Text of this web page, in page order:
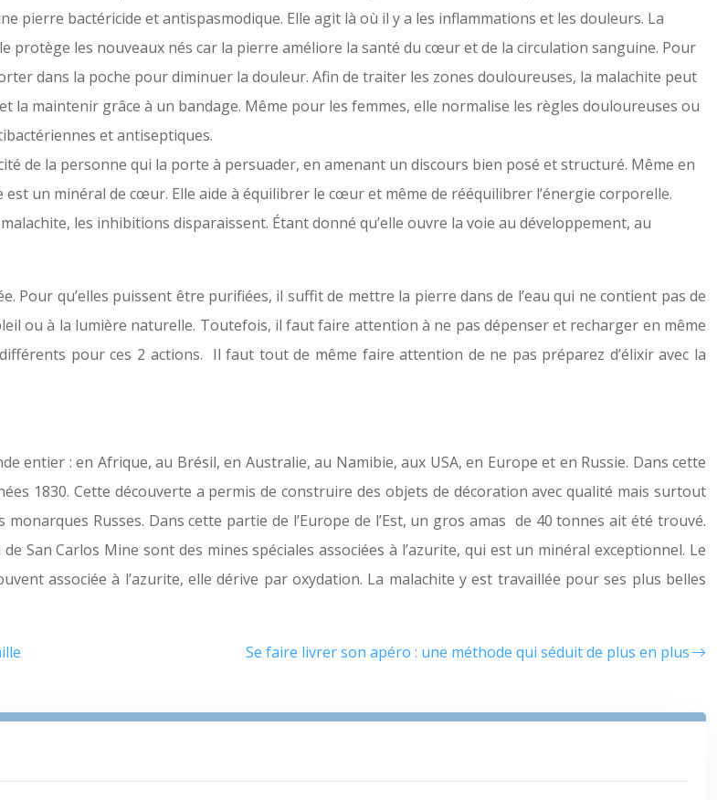
pierre bactéricide et antispasmodique. Elle agit là où il y a les inflammations et les douleurs. La
protège les nouveaux nés car la pierre améliore la santé du cœur et de la circulation sanguine. Pour
dans la poche pour diminuer la douleur. Afin de traiter les zones douloureuses, la malachite peut
la maintenir grâce à un bandage. Même pour les femmes, elle normalise les règles douloureuses ou
et antiseptiques.
de la personne qui la porte à persuader, en amenant un discours bien posé et structuré. Même en
est un minéral de cœur. Elle aide à équilibrer le cœur et même de rééquilibrer l’énergie corporelle.
les inhibitions disparaissent. Étant donné qu’elle ouvre la voie au développement, au
qu’elles puissent être purifiées, il suffit de mettre la pierre dans de l’eau qui ne contient pas de
ou à la lumière naturelle. Toutefois, il faut faire attention à ne pas dépenser et recharger en même
pour ces 2 actions. Il faut tout de même faire attention de ne pas préparez d’élixir avec la
entier : en Afrique, au Brésil, en Australie, au Namibie, aux USA, en Europe et en Russie. Dans cette
1830. Cette découverte a permis de construire des objets de décoration avec qualité mais surtout
Russes. Dans cette partie de l’Europe de l’Est, un gros amas de 40 tonnes ait été trouvé.
San Carlos Mine sont des mines spéciales associées à l’azurite, qui est un minéral exceptionnel. Le
associée à l’azurite, elle dérive par oxydation. La malachite y est travaillée pour ses plus belles
Se faire livrer son apéro : une méthode qui séduit de plus en plus